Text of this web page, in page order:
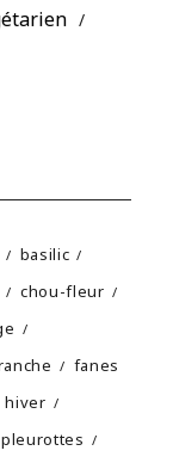
basilic
chou-fleur
fanes
hiver
pleurottes